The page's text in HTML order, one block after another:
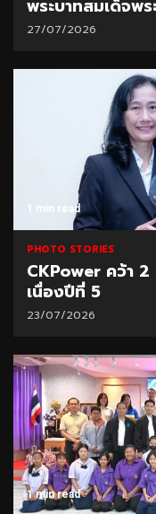
พระบาทสมเด็จพร
27/07/2026
1 min read
PHOTO STORIES
CKPower คว้า
เนื่องปีที่ 5
23/07/2026
1 min read